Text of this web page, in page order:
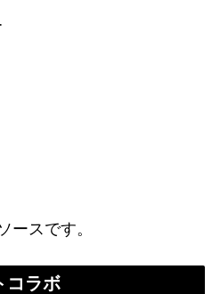
ースです。
コラボ